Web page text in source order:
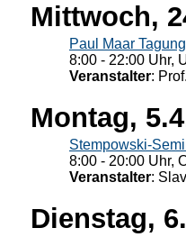
Mittwoch,
Paul Maar Tagung
8:00 - 22:00 Uhr,
Veranstalter:
Montag,
Stempowski-
8:00 - 20:00 Uhr,
Veranstalter:
Dienstag,